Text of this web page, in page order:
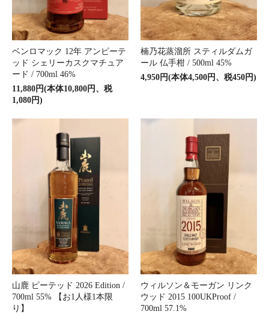
ベンロマック 12年 アンピーテ
ッド シェリーカスクマチュア
ード / 700ml 46%
11,880円(本体10,800円、税
1,080円)
楠乃花蒸溜所 スティルダムガ
ール 仏手柑 / 500ml 45%
4,950円(本体4,500円、税450円)
山鹿 ピーテッド 2026 Edition /
700ml 55% 【お1人様1本限
り】
ウィルソン＆モーガン リンク
ウッド 2015 100UKProof /
700ml 57.1%